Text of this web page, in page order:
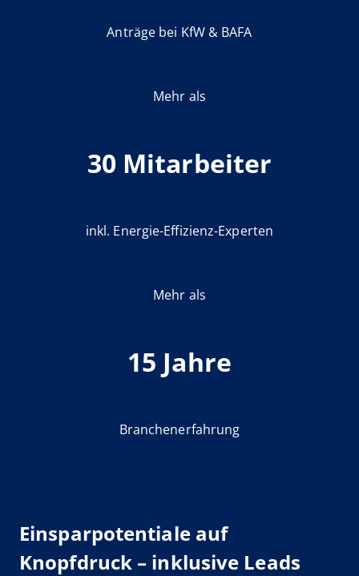
Anträge bei KfW & BAFA
Mehr als
30 Mitarbeiter
inkl. Energie-Effizienz-Experten
Mehr als
15 Jahre
Branchenerfahrung
Einsparpotentiale auf
Knopfdruck – inklusive Leads